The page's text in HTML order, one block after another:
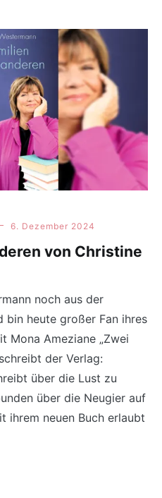
6. Dezember 2024
von Christine
noch aus der
bin heute großer Fan ihres
Mona Ameziane „Zwei
der Verlag:
über die Lust zu
über die Neugier auf
ihrem neuen Buch erlaubt